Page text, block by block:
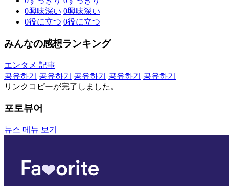
0興味深い 0興味深い
0役に立つ 0役に立つ
みんなの感想ランキング
エンタメ 記事
공유하기
공유하기 공유하기 공유하기
공유하기
リンクコピーが完了しました。
포토뷰어
뉴스 메뉴 보기